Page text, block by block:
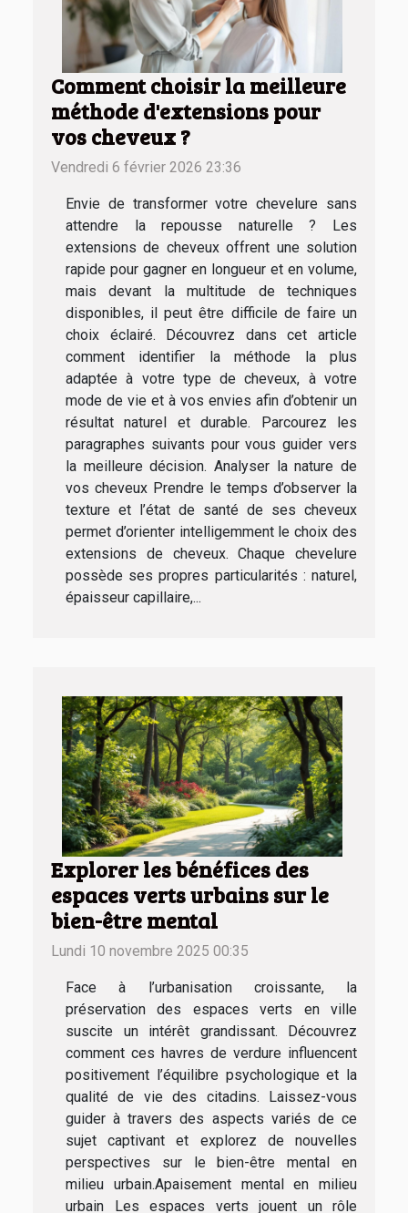
Comment choisir la meilleure
méthode d'extensions pour
vos cheveux ?
Vendredi 6 février 2026 23:36
Envie de transformer votre chevelure sans
attendre la repousse naturelle ? Les
extensions de cheveux offrent une solution
rapide pour gagner en longueur et en volume,
mais devant la multitude de techniques
disponibles, il peut être difficile de faire un
choix éclairé. Découvrez dans cet article
comment identifier la méthode la plus
adaptée à votre type de cheveux, à votre
mode de vie et à vos envies afin d’obtenir un
résultat naturel et durable. Parcourez les
paragraphes suivants pour vous guider vers
la meilleure décision. Analyser la nature de
vos cheveux Prendre le temps d’observer la
texture et l’état de santé de ses cheveux
permet d’orienter intelligemment le choix des
extensions de cheveux. Chaque chevelure
possède ses propres particularités : naturel,
épaisseur capillaire,...
Explorer les bénéfices des
espaces verts urbains sur le
bien-être mental
Lundi 10 novembre 2025 00:35
Face à l’urbanisation croissante, la
préservation des espaces verts en ville
suscite un intérêt grandissant. Découvrez
comment ces havres de verdure influencent
positivement l’équilibre psychologique et la
qualité de vie des citadins. Laissez-vous
guider à travers des aspects variés de ce
sujet captivant et explorez de nouvelles
perspectives sur le bien-être mental en
milieu urbain.Apaisement mental en milieu
urbain Les espaces verts jouent un rôle